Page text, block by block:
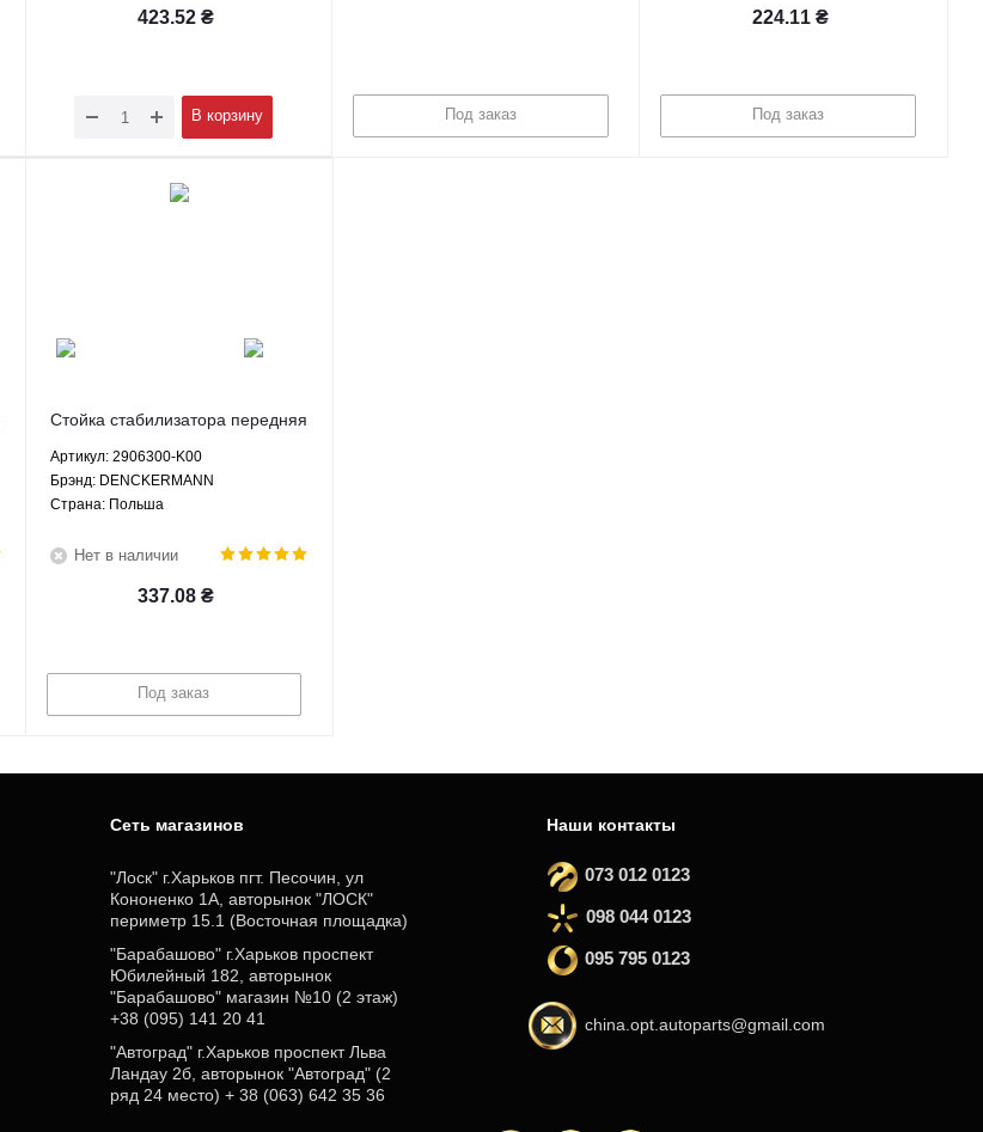
423.52₴
В корзину Под заказ
224.11₴
Под заказ
Стойка стабилизатора передняя
Хавал Н3 H5 Сейф Ф1 Вингл
Пегасус - 2906300-K00
DENCKERMANN
Артикул: 2906300-K00
Брэнд: DENCKERMANN
Страна: Польша
Нет в наличии
337.08₴
Под заказ
Cеть магазинов
"Лоск" г.Харьков пгт. Песочин, ул
Кононенко 1А, авторынок "ЛОСК"
периметр 15.1 (Восточная площадка)
"Барабашово" г.Харьков проспект
Юбилейный 182, авторынок
"Барабашово" магазин №10 (2 этаж)
+38 (095) 141 20 41
"Автоград" г.Харьков проспект Льва
Ландау 2б, авторынок "Автоград" (2
ряд 24 место) + 38 (063) 642 35 36
Наши контакты
073 012 0123
098 044 0123
095 795 0123
china.opt.autoparts@gmail.com